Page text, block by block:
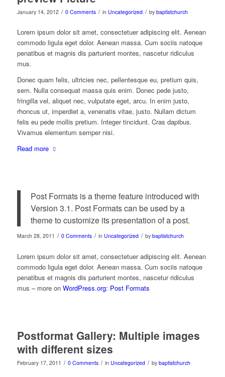
January 14, 2012 / 0 Comments / in Uncategorized / by baptistchurch
Lorem ipsum dolor sit amet, consectetuer adipiscing elit. Aenean
commodo ligula eget dolor. Aenean massa. Cum sociis natoque
penatibus et magnis dis parturient montes, nascetur ridiculus
mus.
Donec quam felis, ultricies nec, pellentesque eu, pretium quis,
sem. Nulla consequat massa quis enim. Donec pede justo,
fringilla vel, aliquet nec, vulputate eget, arcu. In enim justo,
rhoncus ut, imperdiet a, venenatis vitae, justo. Nullam dictum
felis eu pede mollis pretium. Integer tincidunt. Cras dapibus.
Vivamus elementum semper nisi.
Read more
Post Formats is a theme feature introduced with
Version 3.1. Post Formats can be used by a
theme to customize its presentation of a post.
March 28, 2011 / 0 Comments / in Uncategorized / by baptistchurch
Lorem ipsum dolor sit amet, consectetuer adipiscing elit. Aenean
commodo ligula eget dolor. Aenean massa. Cum sociis natoque
penatibus et magnis dis parturient montes, nascetur ridiculus
mus – more on WordPress.org: Post Formats
Postformat Gallery: Multiple images
with different sizes
February 17, 2011 / 0 Comments / in Uncategorized / by baptistchurch